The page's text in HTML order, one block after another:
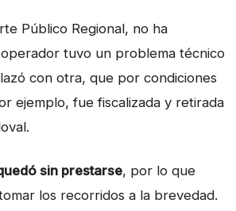
Público Regional, no ha
tuvo un problema técnico
con otra, que por condiciones
ejemplo, fue fiscalizada y retirada
sin prestarse, por lo que
los recorridos a la brevedad.